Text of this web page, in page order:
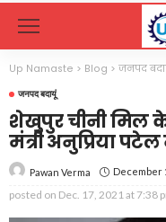
Up Namaste > Blog > जनपद
जनपद बदायूं
शेखुपुर चीनी मिल
मंत्री अनुप्रिया
Pawan Verma December
posted on Dec. 17, 2021 at 7:38